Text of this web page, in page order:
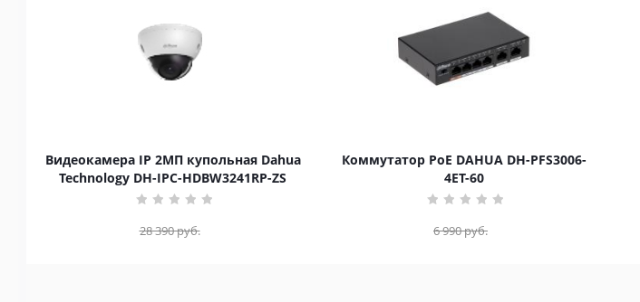
Видеокамера IP 2МП купольная Dahua
Technology DH-IPC-HDBW3241RP-ZS
28 390руб.
Коммутатор PoE DAHUA DH-PFS3006-
4ET-60
6 990руб.